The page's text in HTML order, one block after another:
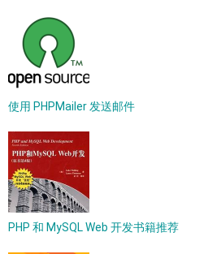
使用 PHPMailer 发送邮件
PHP 和 MySQL Web 开发书籍推荐